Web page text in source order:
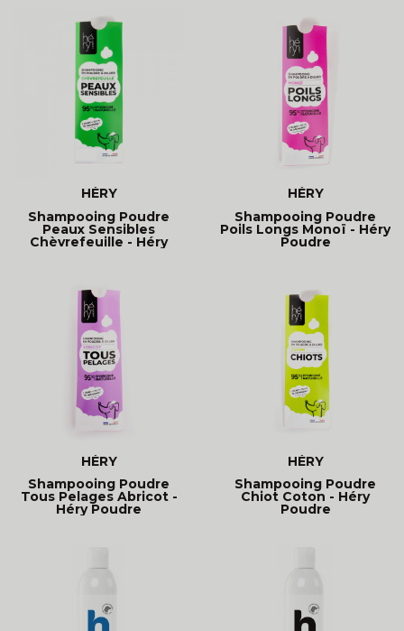
HÉRY
Shampooing Poudre
Peaux Sensibles
Chèvrefeuille - Héry
HÉRY
Shampooing Poudre
Poils Longs Monoï - Héry
Poudre
HÉRY
Shampooing Poudre
Tous Pelages Abricot -
Héry Poudre
HÉRY
Shampooing Poudre
Chiot Coton - Héry
Poudre